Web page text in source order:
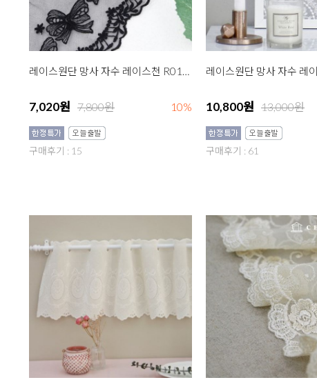
레이스원단 망사 자수 레이스천 R017 러블리리본 대 블랙
7,020원 7,800원 10%
구매후기 : 15
10,800원 13,000원
구매후기 : 61